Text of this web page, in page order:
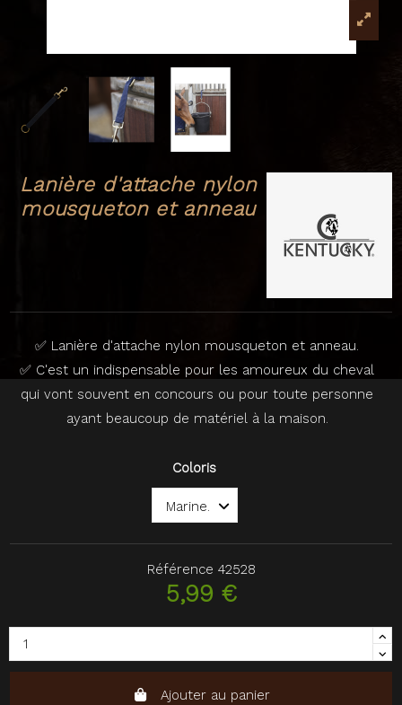
Lanière d'attache nylon
mousqueton et anneau
✅ Lanière d'attache nylon mousqueton et anneau.
✅ C'est un indispensable pour les amoureux du cheval
qui vont souvent en concours ou pour toute personne
ayant beaucoup de matériel à la maison.
Coloris
Référence 42528
5,99 €
Ajouter au panier